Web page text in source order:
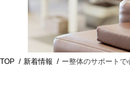
TOP 新着情報 ー整体のサポートで